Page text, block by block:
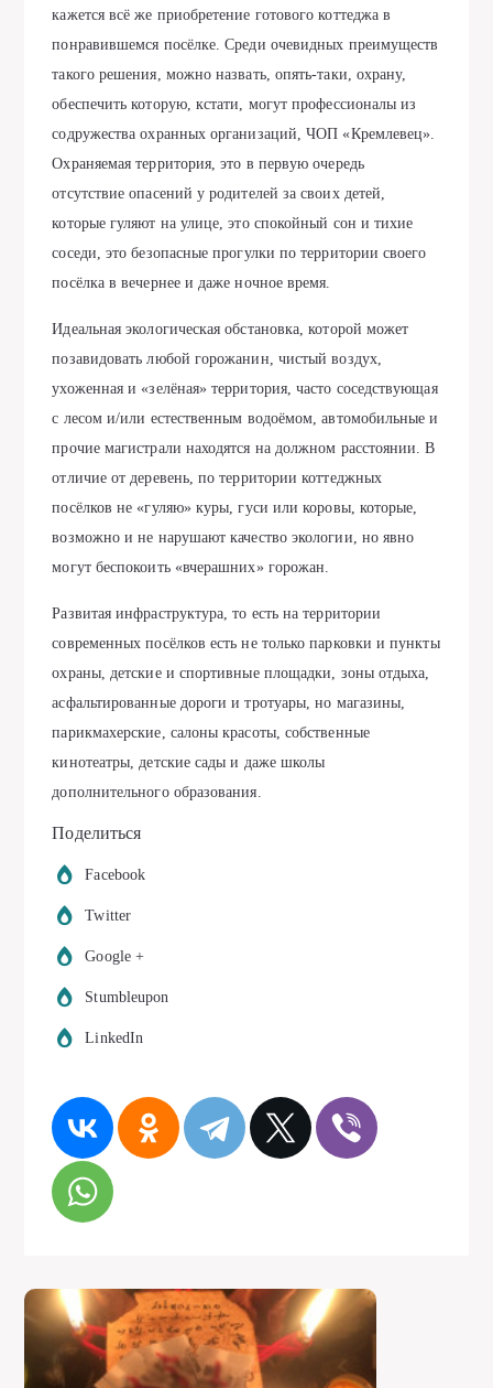
кажется всё же приобретение готового коттеджа в
понравившемся посёлке. Среди очевидных преимуществ
такого решения, можно назвать, опять-таки, охрану,
обеспечить которую, кстати, могут профессионалы из
содружества охранных организаций, ЧОП «Кремлевец».
Охраняемая территория, это в первую очередь
отсутствие опасений у родителей за своих детей,
которые гуляют на улице, это спокойный сон и тихие
соседи, это безопасные прогулки по территории своего
посёлка в вечернее и даже ночное время.
Идеальная экологическая обстановка, которой может
позавидовать любой горожанин, чистый воздух,
ухоженная и «зелёная» территория, часто соседствующая
с лесом и/или естественным водоёмом, автомобильные и
прочие магистрали находятся на должном расстоянии. В
отличие от деревень, по территории коттеджных
посёлков не «гуляю» куры, гуси или коровы, которые,
возможно и не нарушают качество экологии, но явно
могут беспокоить «вчерашних» горожан.
Развитая инфраструктура, то есть на территории
современных посёлков есть не только парковки и пункты
охраны, детские и спортивные площадки, зоны отдыха,
асфальтированные дороги и тротуары, но магазины,
парикмахерские, салоны красоты, собственные
кинотеатры, детские сады и даже школы
дополнительного образования.
Поделиться
Facebook
Twitter
Google +
Stumbleupon
LinkedIn